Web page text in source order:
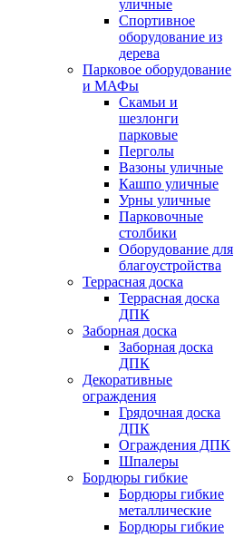
уличные
Спортивное
оборудование из
дерева
Парковое оборудование
и МАФы
Скамьи и
шезлонги
парковые
Перголы
Вазоны уличные
Кашпо уличные
Урны уличные
Парковочные
столбики
Оборудование для
благоустройства
Террасная доска
Террасная доска
ДПК
Заборная доска
Заборная доска
ДПК
Декоративные
ограждения
Грядочная доска
ДПК
Ограждения ДПК
Шпалеры
Бордюры гибкие
Бордюры гибкие
металлические
Бордюры гибкие